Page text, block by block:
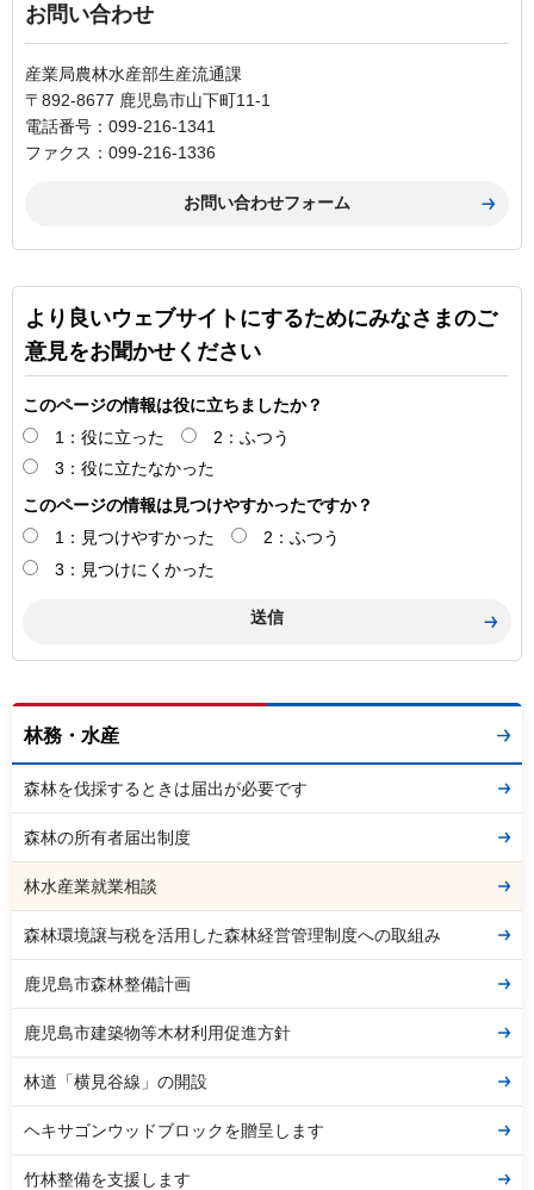
お問い合わせ
産業局農林水産部生産流通課
〒892-8677 鹿児島市山下町11-1
電話番号：099-216-1341
ファクス：099-216-1336
より良いウェブサイトにするためにみなさまのご
意見をお聞かせください
このページの情報は役に立ちましたか？
1：役に立った
2：ふつう
3：役に立たなかった
このページの情報は見つけやすかったですか？
1：見つけやすかった
2：ふつう
3：見つけにくかった
林務・水産
森林を伐採するときは届出が必要です
森林の所有者届出制度
林水産業就業相談
森林環境譲与税を活用した森林経営管理制度への取組み
鹿児島市森林整備計画
鹿児島市建築物等木材利用促進方針
林道「横見谷線」の開設
ヘキサゴンウッドブロックを贈呈します
竹林整備を支援します